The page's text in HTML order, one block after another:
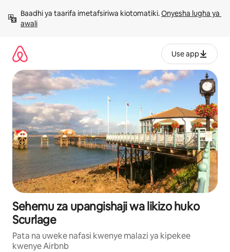
kwenda
kwenye
Baadhi ya taarifa imetafsiriwa kiotomatiki. Onyesha lugha ya
awali
Use app
Sehemu za upangishaji wa likizo huko
Scurlage
Pata na uweke nafasi kwenye malazi ya kipekee
kwenye Airbnb